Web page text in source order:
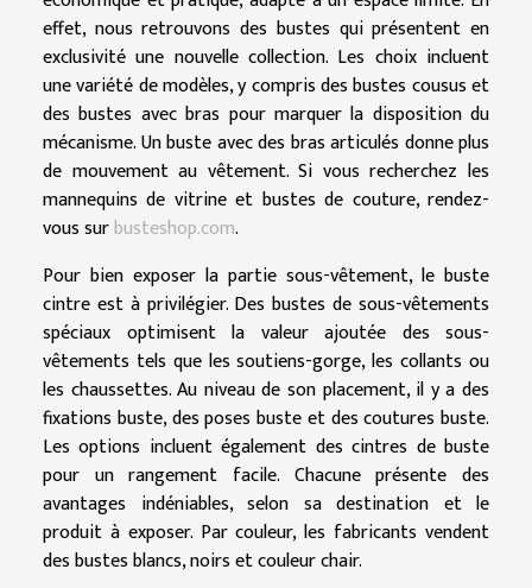
effet, nous retrouvons des bustes qui présentent en
exclusivité une nouvelle collection. Les choix incluent
une variété de modèles, y compris des bustes cousus et
des bustes avec bras pour marquer la disposition du
mécanisme. Un buste avec des bras articulés donne plus
de mouvement au vêtement. Si vous recherchez les
mannequins de vitrine et bustes de couture, rendez-
vous surbusteshop.com.
Pour bien exposer la partie sous-vêtement, le buste
cintre est à privilégier. Des bustes de sous-vêtements
spéciaux optimisent la valeur ajoutée des sous-
vêtements tels que les soutiens-gorge, les collants ou
les chaussettes. Au niveau de son placement, il y a des
fixations buste, des poses buste et des coutures buste.
Les options incluent également des cintres de buste
pour un rangement facile. Chacune présente des
avantages indéniables, selon sa destination et le
produit à exposer. Par couleur, les fabricants vendent
des bustes blancs, noirs et couleur chair.